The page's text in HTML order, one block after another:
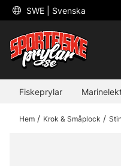
SWE | Svenska
Fiskeprylar
Hem Krok & Småplock